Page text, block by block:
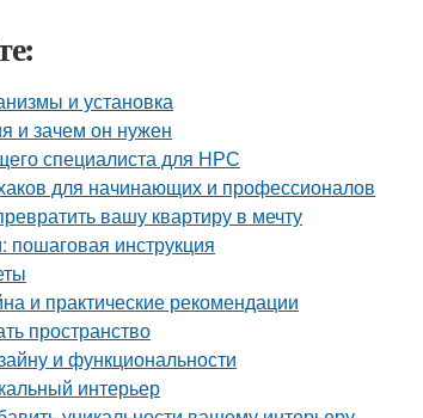
и установка
и зачем он нужен
специалиста для НРС
для начинающих и профессионалов
вашу квартиру в мечту
пошаговая инструкция
и практические рекомендации
пространство
и функциональности
интерьер